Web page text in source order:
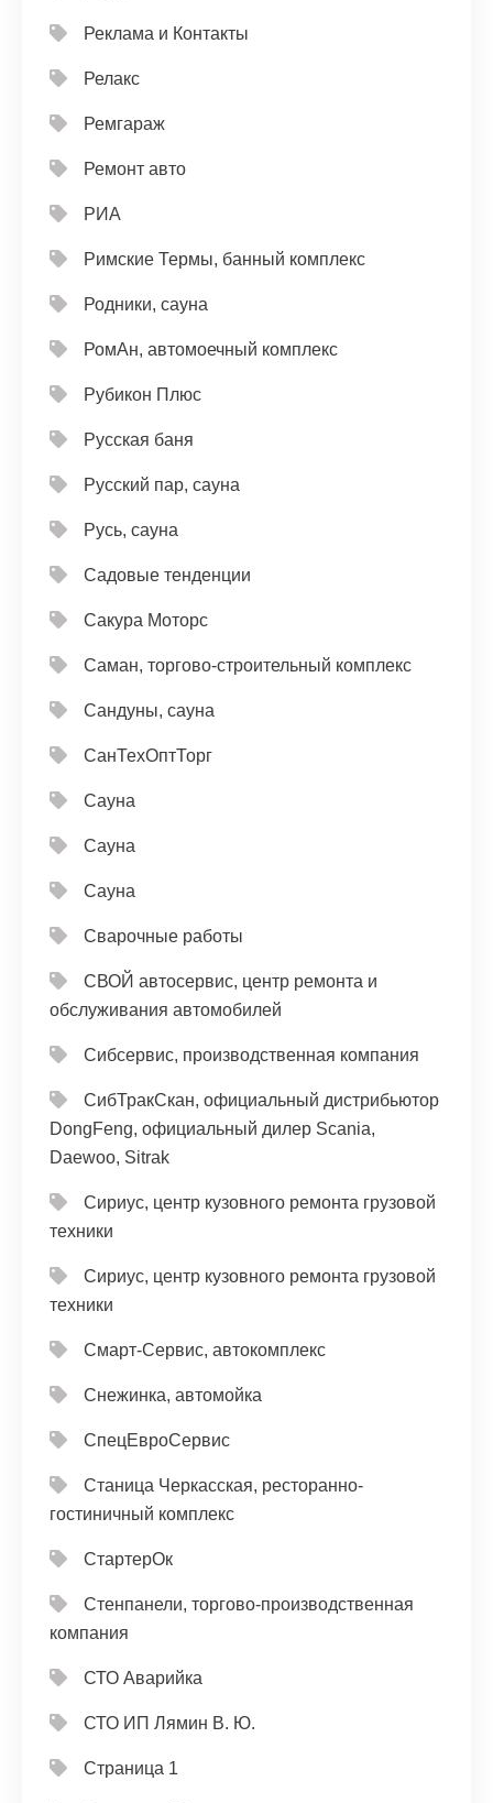
Реклама и Контакты
Релакс
Ремгараж
Ремонт авто
РИА
Римские Термы, банный комплекс
Родники, сауна
РомАн, автомоечный комплекс
Рубикон Плюс
Русская баня
Русский пар, сауна
Русь, сауна
Садовые тенденции
Сакура Моторс
Саман, торгово-строительный комплекс
Сандуны, сауна
СанТехОптТорг
Сауна
Сауна
Сауна
Сварочные работы
СВОЙ автосервис, центр ремонта и
обслуживания автомобилей
Сибсервис, производственная компания
СибТракСкан, официальный дистрибьютор
DongFeng, официальный дилер Scania,
Daewoo, Sitrak
Сириус, центр кузовного ремонта грузовой
техники
Сириус, центр кузовного ремонта грузовой
техники
Смарт-Сервис, автокомплекс
Снежинка, автомойка
СпецЕвроСервис
Станица Черкасская, ресторанно-
гостиничный комплекс
СтартерОк
Стенпанели, торгово-производственная
компания
СТО Аварийка
СТО ИП Лямин В. Ю.
Страница 1